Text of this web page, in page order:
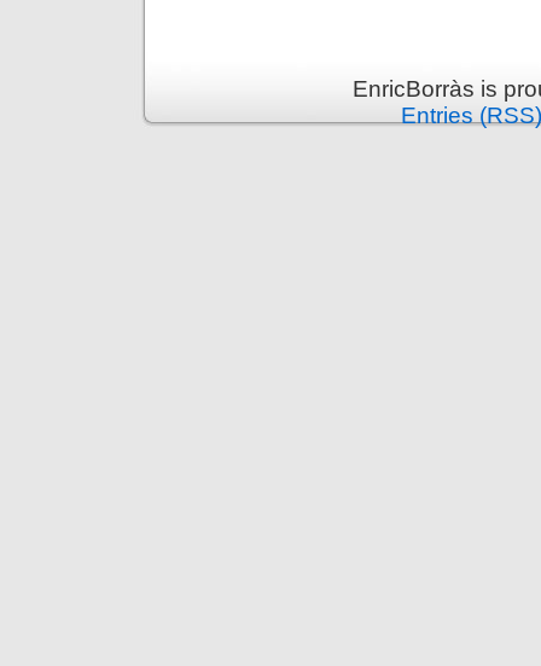
EnricBorràs is
Entries (RSS)